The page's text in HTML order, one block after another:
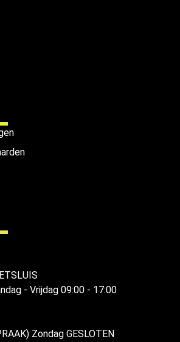
- Vrijdag 09:00 - 17:00
Zondag GESLOTEN